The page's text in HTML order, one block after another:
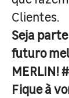
Clientes.
Seja
futuro
MERLIN!
Fique à